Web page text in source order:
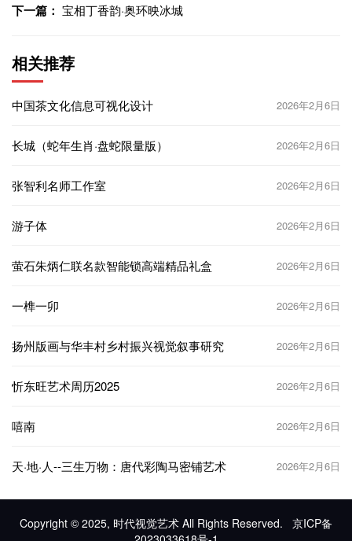
下一篇： 宝相丁香韵·奥环映冰城
相关推荐
中国茶文化信息可视化设计 2026年2月6日
长城（蛇年生肖·盘蛇限量版） 2026年2月6日
张智利名师工作室 2026年2月6日
游子体 2026年2月6日
萤石朱炳仁联名款智能锁高端精品礼盒 2026年2月6日
一榫一卯 2026年2月6日
扬州版画与华丰村乡村振兴视觉叙事研究 2026年2月6日
忻东旺艺术周历2025 2026年2月6日
嘻南 2026年2月6日
天·地·人--三生万物：唐代彩陶马密铺艺术 2026年2月6日
Copyright © 2025, 时代视觉艺术 All Rights Reserved.
京ICP备